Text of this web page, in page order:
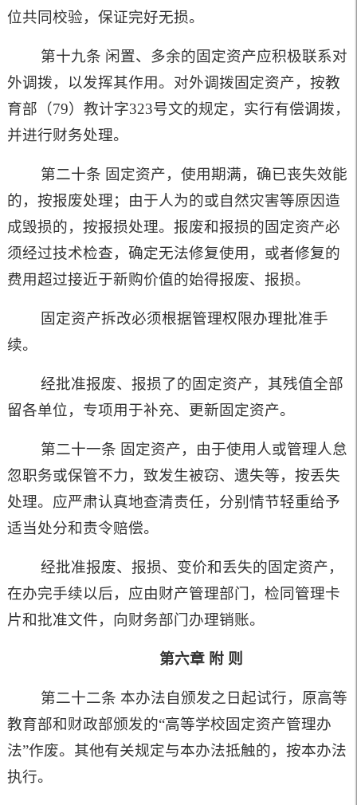
位共同校验，保证完好无损。
第十九条 闲置、多余的固定资产应积极联系对
外调拨，以发挥其作用。对外调拨固定资产，按教
育部（79）教计字323号文的规定，实行有偿调拨，
并进行财务处理。
第二十条 固定资产，使用期满，确已丧失效能
的，按报废处理；由于人为的或自然灾害等原因造
成毁损的，按报损处理。报废和报损的固定资产必
须经过技术检查，确定无法修复使用，或者修复的
费用超过接近于新购价值的始得报废、报损。
固定资产拆改必须根据管理权限办理批准手
续。
经批准报废、报损了的固定资产，其残值全部
留各单位，专项用于补充、更新固定资产。
第二十一条 固定资产，由于使用人或管理人怠
忽职务或保管不力，致发生被窃、遗失等，按丢失
处理。应严肃认真地查清责任，分别情节轻重给予
适当处分和责令赔偿。
经批准报废、报损、变价和丢失的固定资产，
在办完手续以后，应由财产管理部门，检同管理卡
片和批准文件，向财务部门办理销账。
第六章 附 则
第二十二条 本办法自颁发之日起试行，原高等
教育部和财政部颁发的“高等学校固定资产管理办
法”作废。其他有关规定与本办法抵触的，按本办法
执行。